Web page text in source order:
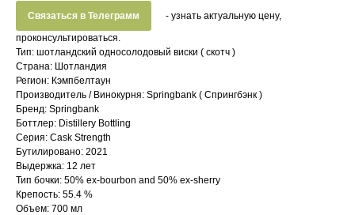
Связаться в Телеграмм
- узнать актуальную цену,
проконсультироваться.
Тип: шотландский односолодовый виски ( скотч )
Страна: Шотландия
Регион: Кэмпбелтаун
Производитель / Винокурня: Springbank ( Спрингбэнк )
Бренд: Springbank
Боттлер: Distillery Bottling
Серия: Cask Strength
Бутилировано: 2021
Выдержка: 12 лет
Тип бочки: 50% ex-bourbon and 50% ex-sherry
Крепость: 55.4 %
Объем: 700 мл